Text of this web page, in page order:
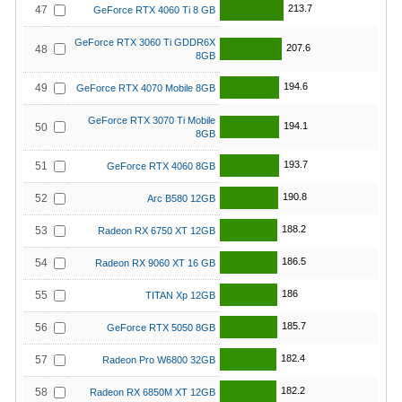
47 GeForce RTX 4060 Ti 8 GB 213.7
48
GeForce RTX 3060 Ti GDDR6X
8GB
207.6
49 GeForce RTX 4070 Mobile 8GB 194.6
50
GeForce RTX 3070 Ti Mobile
8GB
194.1
51 GeForce RTX 4060 8GB 193.7
52 Arc B580 12GB 190.8
53 Radeon RX 6750 XT 12GB 188.2
54 Radeon RX 9060 XT 16 GB 186.5
55 TITAN Xp 12GB 186
56 GeForce RTX 5050 8GB 185.7
57 Radeon Pro W6800 32GB 182.4
58 Radeon RX 6850M XT 12GB 182.2